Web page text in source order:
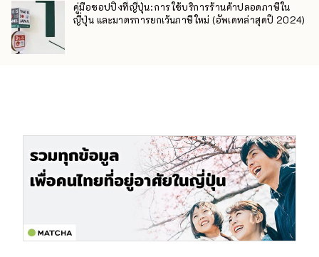
คู่มือชอปปิงที่ญี่ปุ่น: การใช้บริการร้านค้าปลอดภาษีใน
ญี่ปุ่น และมาตรการยกเว้นภาษีใหม่ (อัพเดทล่าสุดปี 2024)